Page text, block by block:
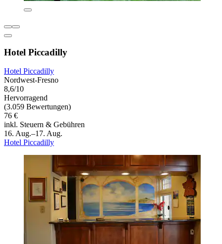
Hotel Piccadilly
Hotel Piccadilly
Nordwest-Fresno
8,6/10
Hervorragend
(3.059 Bewertungen)
76 €
inkl. Steuern & Gebühren
16. Aug.–17. Aug.
Hotel Piccadilly